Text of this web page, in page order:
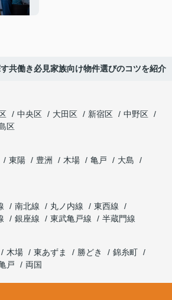
共働き必見家族向け物件選びのコツを紹介
中央区 大田区 新宿区
中野区
区
東陽 豊洲 木場 亀戸
大島
南北線 丸ノ内線
東西線
銀座線 東武亀戸線
半蔵門線
木場 東あずま 勝どき
錦糸町
戸 両国